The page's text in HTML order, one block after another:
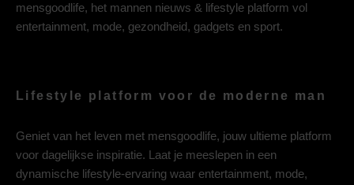
mensgoodlife, het mannen nieuws & lifestyle platform vol
entertainment, mode, gezondheid, gadgets en sport.
Lifestyle platform voor de moderne man
Geniet van het leven met mensgoodlife, jouw ultieme platform
voor dagelijkse inspiratie. Laat je meeslepen in een
dynamische lifestyle-ervaring waar entertainment, mode,